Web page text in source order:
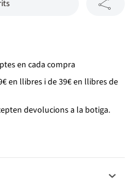
en cada compra
en llibres i de 39€ en llibres de
devolucions a la botiga.